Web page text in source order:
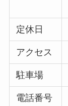
定休日
アクセス
駐車場
電話番号